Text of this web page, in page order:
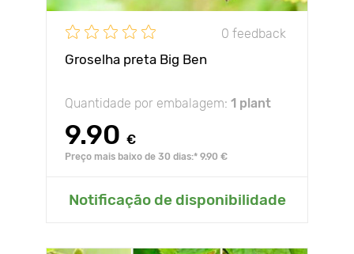
0 feedback
Groselha preta Big Ben
Quantidade por embalagem: 1 plant
9.90 €
Preço mais baixo de 30 dias:* 9.90 €
Notificação de disponibilidade